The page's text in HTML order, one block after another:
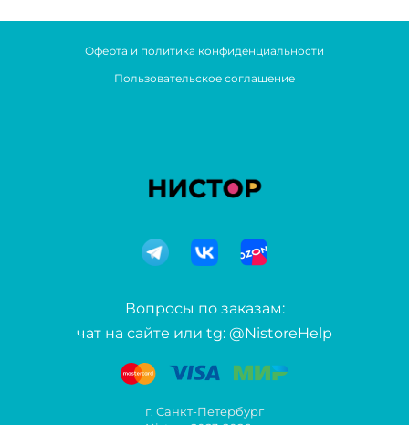
Оферта и политика конфиденциальности
Пользовательское соглашение
Вопросы по заказам:
чат на сайте или tg: @NistoreHelp
г. Санкт-Петербург